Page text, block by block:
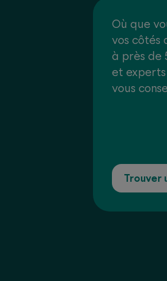
Où que
vos côtés
à près de
et
vous
Trouver